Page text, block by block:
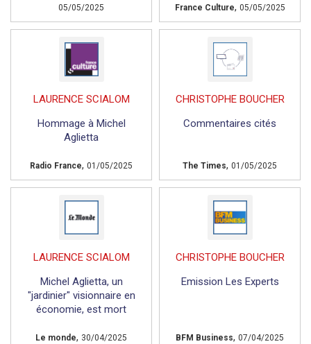
05/05/2025 France Culture, 05/05/2025
LAURENCE SCIALOM
Hommage à Michel
Aglietta
Radio France, 01/05/2025
CHRISTOPHE BOUCHER
Commentaires cités
The Times, 01/05/2025
LAURENCE SCIALOM
Michel Aglietta, un
"jardinier" visionnaire en
économie, est mort
Le monde, 30/04/2025
CHRISTOPHE BOUCHER
Emission Les Experts
BFM Business, 07/04/2025